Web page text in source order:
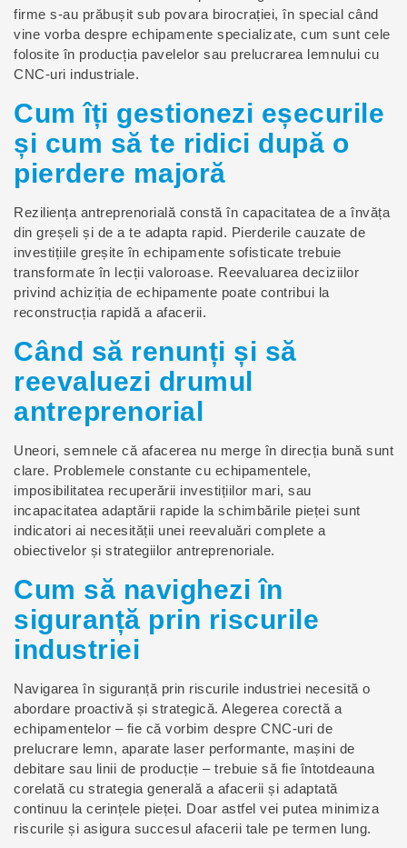
firme s-au prăbușit sub povara birocrației, în special când
vine vorba despre echipamente specializate, cum sunt cele
folosite în producția pavelelor sau prelucrarea lemnului cu
CNC-uri industriale.
Cum îți gestionezi eșecurile
și cum să te ridici după o
pierdere majoră
Reziliența antreprenorială constă în capacitatea de a învăța
din greșeli și de a te adapta rapid. Pierderile cauzate de
investițiile greșite în echipamente sofisticate trebuie
transformate în lecții valoroase. Reevaluarea deciziilor
privind achiziția de echipamente poate contribui la
reconstrucția rapidă a afacerii.
Când să renunți și să
reevaluezi drumul
antreprenorial
Uneori, semnele că afacerea nu merge în direcția bună sunt
clare. Problemele constante cu echipamentele,
imposibilitatea recuperării investițiilor mari, sau
incapacitatea adaptării rapide la schimbările pieței sunt
indicatori ai necesității unei reevaluări complete a
obiectivelor și strategiilor antreprenoriale.
Cum să navighezi în
siguranță prin riscurile
industriei
Navigarea în siguranță prin riscurile industriei necesită o
abordare proactivă și strategică. Alegerea corectă a
echipamentelor – fie că vorbim despre CNC-uri de
prelucrare lemn, aparate laser performante, mașini de
debitare sau linii de producție – trebuie să fie întotdeauna
corelată cu strategia generală a afacerii și adaptată
continuu la cerințele pieței. Doar astfel vei putea minimiza
riscurile și asigura succesul afacerii tale pe termen lung.